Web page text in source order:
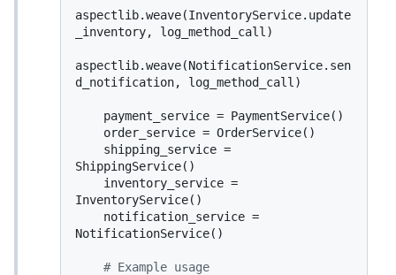
aspectlib.weave(InventoryService.update
_inventory, log_method_call)
aspectlib.weave(NotificationService.sen
d_notification, log_method_call)
ShippingService()
InventoryService()
NotificationService()
# Example usage